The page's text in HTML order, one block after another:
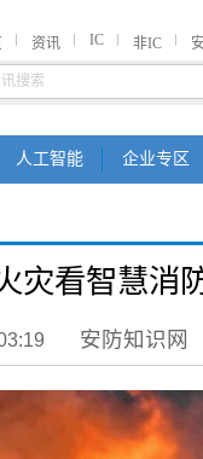
资讯 IC 非IC
人工智能 企业专区
灾看智慧消
安防知识网